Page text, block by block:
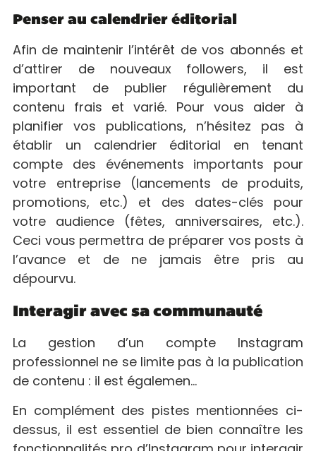
Penser au calendrier éditorial
Afin de maintenir l’intérêt de vos abonnés et
d’attirer de nouveaux followers, il est
important de publier régulièrement du
contenu frais et varié. Pour vous aider à
planifier vos publications, n’hésitez pas à
établir un calendrier éditorial en tenant
compte des événements importants pour
votre entreprise (lancements de produits,
promotions, etc.) et des dates-clés pour
votre audience (fêtes, anniversaires, etc.).
Ceci vous permettra de préparer vos posts à
l’avance et de ne jamais être pris au
dépourvu.
Interagir avec sa communauté
La gestion d’un compte Instagram
professionnel ne se limite pas à la publication
de contenu : il est égalemen…
En complément des pistes mentionnées ci-
dessus, il est essentiel de bien connaître les